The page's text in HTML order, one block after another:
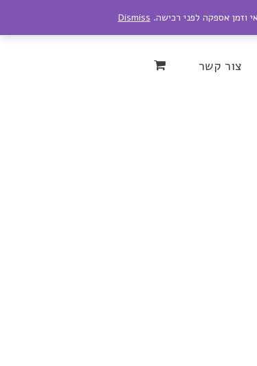
צור קשר
וזמן אספקה לפני רכישה. Dismiss